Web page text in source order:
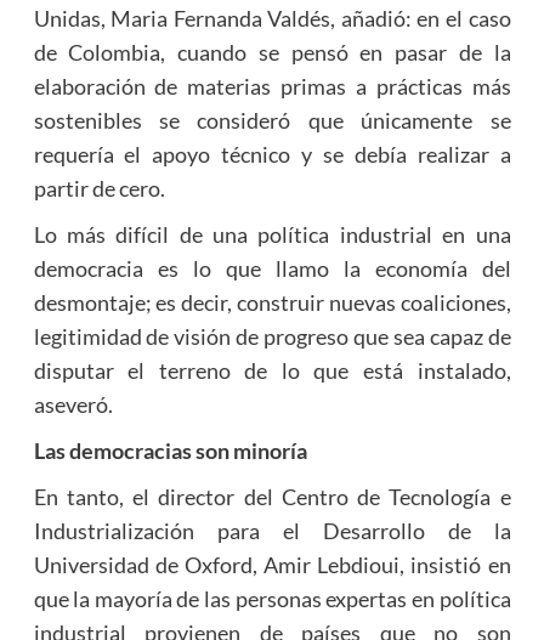
Unidas, Maria Fernanda Valdés, añadió: en el caso
de Colombia, cuando se pensó en pasar de la
elaboración de materias primas a prácticas más
sostenibles se consideró que únicamente se
requería el apoyo técnico y se debía realizar a
partir de cero.
Lo más difícil de una política industrial en una
democracia es lo que llamo la economía del
desmontaje; es decir, construir nuevas coaliciones,
legitimidad de visión de progreso que sea capaz de
disputar el terreno de lo que está instalado,
aseveró.
Las democracias son minoría
En tanto, el director del Centro de Tecnología e
Industrialización para el Desarrollo de la
Universidad de Oxford, Amir Lebdioui, insistió en
que la mayoría de las personas expertas en política
industrial provienen de países que no son